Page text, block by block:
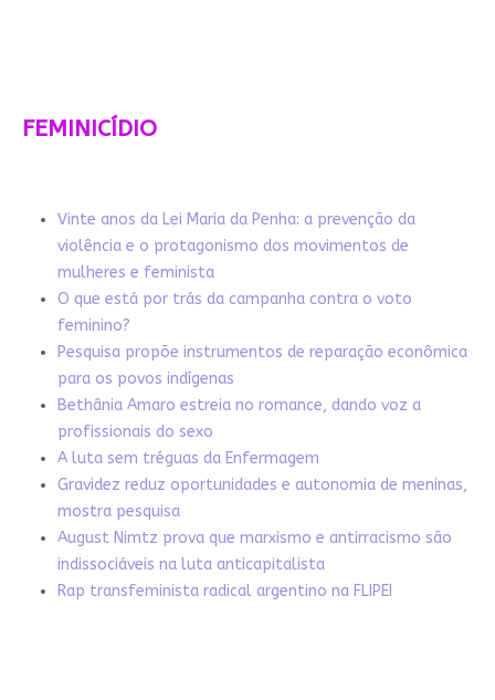
FEMINICÍDIO
Vinte anos da Lei Maria da Penha: a prevenção da
violência e o protagonismo dos movimentos de
mulheres e feminista
O que está por trás da campanha contra o voto
feminino?
Pesquisa propõe instrumentos de reparação econômica
para os povos indígenas
Bethânia Amaro estreia no romance, dando voz a
profissionais do sexo
A luta sem tréguas da Enfermagem
Gravidez reduz oportunidades e autonomia de meninas,
mostra pesquisa
August Nimtz prova que marxismo e antirracismo são
indissociáveis na luta anticapitalista
Rap transfeminista radical argentino na FLIPEI